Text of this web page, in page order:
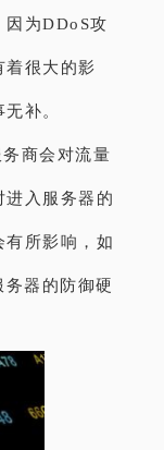
因为DDoS攻
着很大的影
补。
商会对流量
入服务器的
所影响，如
器的防御硬